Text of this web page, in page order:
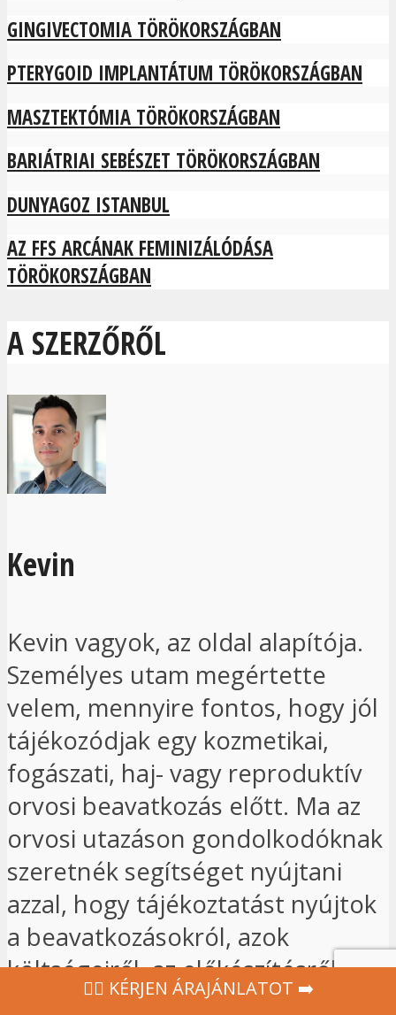
GINGIVECTOMIA TÖRÖKORSZÁGBAN
PTERYGOID IMPLANTÁTUM TÖRÖKORSZÁGBAN
MASZTEKTÓMIA TÖRÖKORSZÁGBAN
BARIÁTRIAI SEBÉSZET TÖRÖKORSZÁGBAN
DUNYAGOZ ISTANBUL
AZ FFS ARCÁNAK FEMINIZÁLÓDÁSA
TÖRÖKORSZÁGBAN
A SZERZŐRŐL
Kevin
Kevin vagyok, az oldal alapítója.
Személyes utam megértette
velem, mennyire fontos, hogy jól
tájékozódjak egy kozmetikai,
fogászati, haj- vagy reproduktív
orvosi beavatkozás előtt. Ma az
orvosi utazáson gondolkodóknak
szeretnék segítséget nyújtani
azzal, hogy tájékoztatást nyújtok
a beavatkozásokról, azok
költségeiről, az előkészítésről és a
műtét utáni nyomon követésről.
‍👩‍⚕ KÉRJEN ÁRAJÁNLATOT ➡️